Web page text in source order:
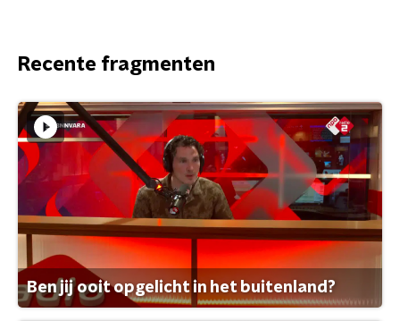
Recente fragmenten
Ben jij ooit opgelicht in het buitenland?